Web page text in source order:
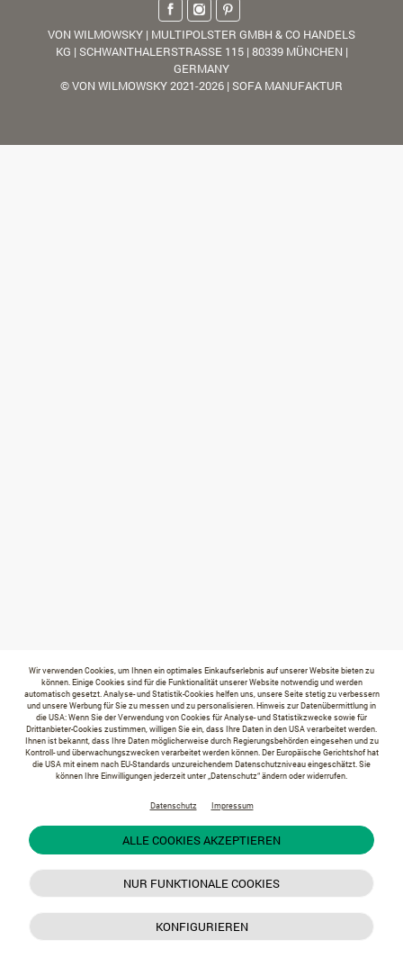
VON WILMOWSKY | MULTIPOLSTER GMBH & CO HANDELS
KG | SCHWANTHALERSTRASSE 115 | 80339 MÜNCHEN |
GERMANY
© VON WILMOWSKY 2021-2026 | SOFA MANUFAKTUR
Wir verwenden Cookies, um Ihnen ein optimales Einkaufserlebnis auf unserer Website bieten zu
können. Einige Cookies sind für die Funktionalität unserer Website notwendig und werden
automatisch gesetzt. Analyse- und Statistik-Cookies helfen uns, unsere Seite stetig zu verbessern
und unsere Werbung für Sie zu messen und zu personalisieren. Hinweis zur Datenübermittlung in
die USA: Wenn Sie der Verwendung von Cookies für Analyse- und Statistikzwecke sowie für
Drittanbieter-Cookies zustimmen, willigen Sie ein, dass Ihre Daten in den USA verarbeitet werden.
Ihnen ist bekannt, dass Ihre Daten möglicherweise durch Regierungsbehörden eingesehen und zu
Kontroll- und überwachungszwecken verarbeitet werden können. Der Europäische Gerichtshof hat
die USA mit einem nach EU-Standards unzureichendem Datenschutzniveau eingeschätzt. Sie
können Ihre Einwilligungen jederzeit unter „Datenschutz“ ändern oder widerrufen.
Datenschutz Impressum
ALLE COOKIES AKZEPTIEREN
NUR FUNKTIONALE COOKIES
KONFIGURIEREN